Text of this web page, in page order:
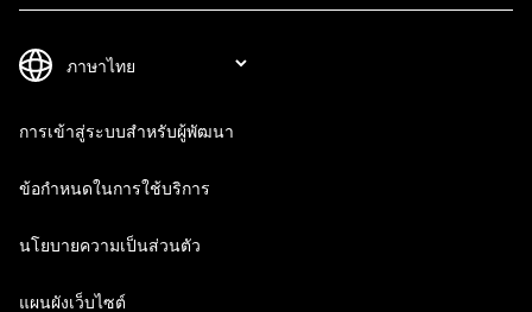
การเข้าสู่ระบบสำหรับผู้พัฒนา
ข้อกำหนดในการใช้บริการ
นโยบายความเป็นส่วนตัว
แผนผังเว็บไซต์